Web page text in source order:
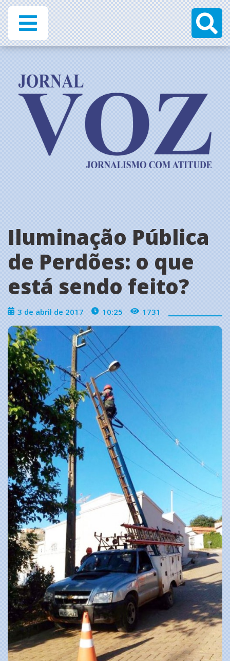
Iluminação Pública
de Perdões: o que
está sendo feito?
3 de abril de 2017 10:25 1731